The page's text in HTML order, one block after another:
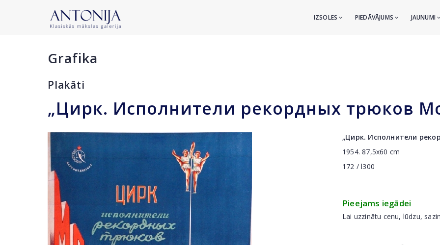
IZSOLES PIEDĀVĀJUMS JAUNUMI
Grafika
Plakāti
„Цирк. Исполнители рекордных трюков
„Цирк. Исполнители
1954. 87,5x60 cm
172 / l300
Pieejams iegādei
Lai uzzinātu cenu, lūdzu,